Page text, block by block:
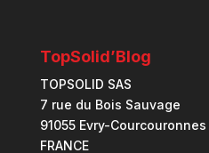
TopSolid’Blog
TOPSOLID SAS
7 rue du Bois Sauvage
91055 Evry-Courcouronnes
FRANCE